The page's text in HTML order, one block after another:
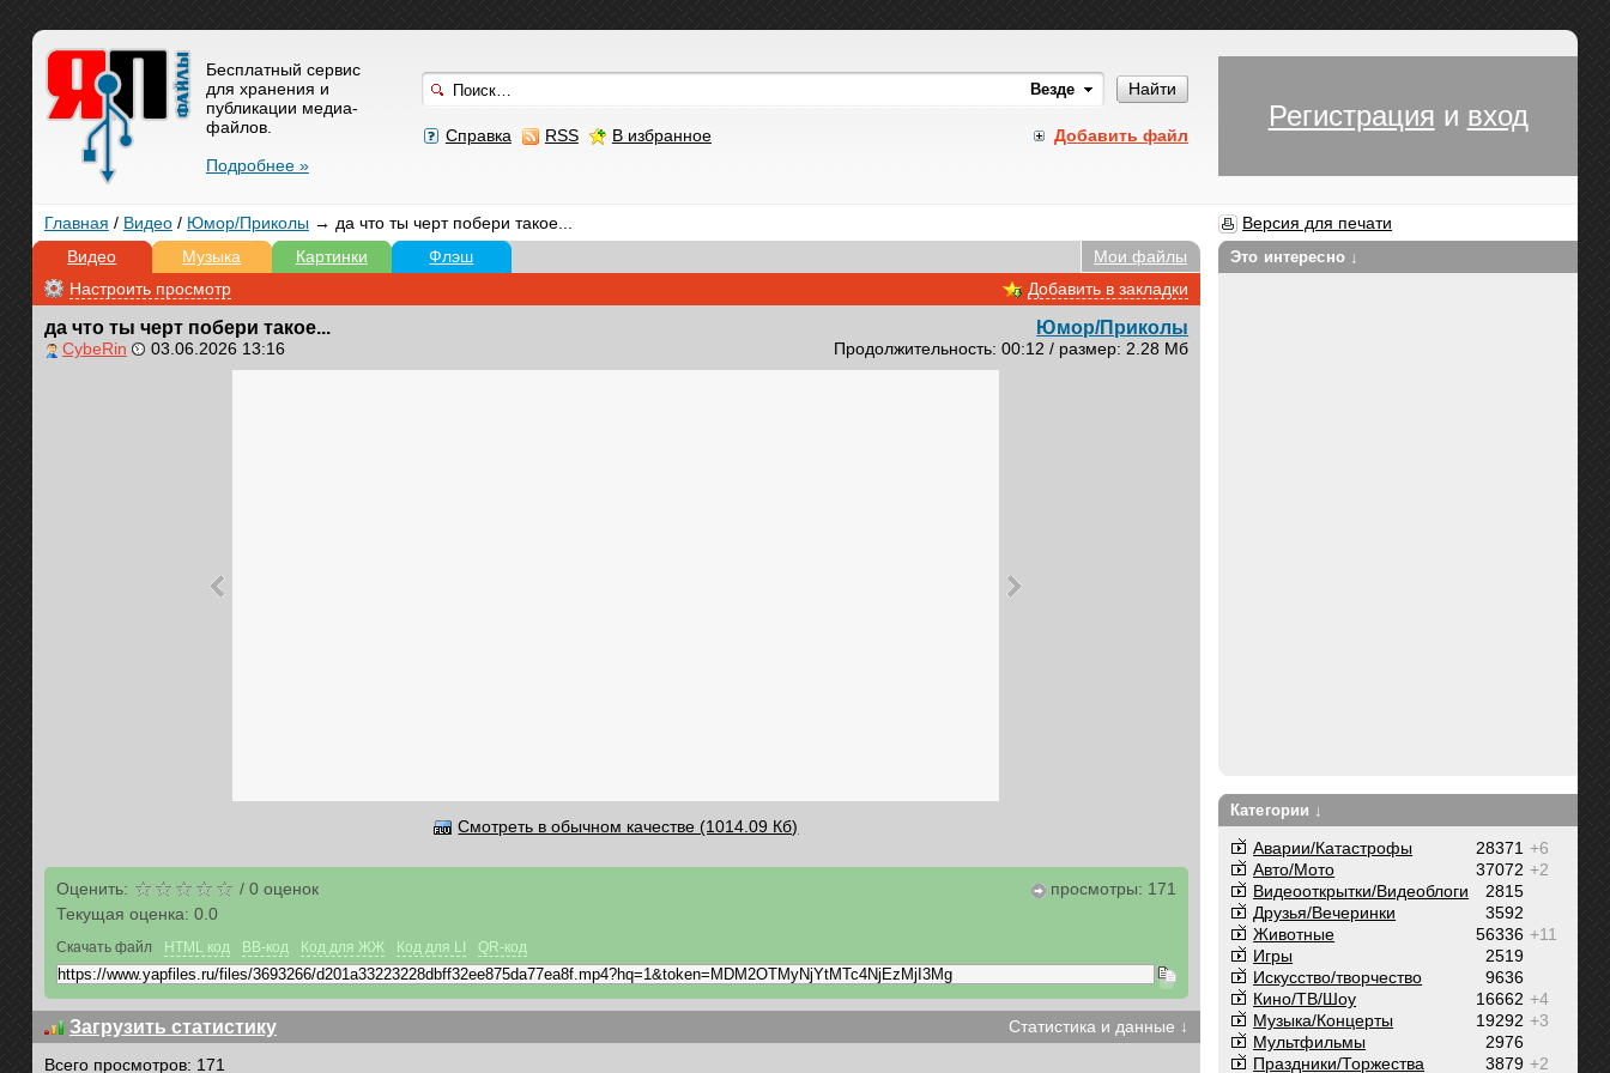
Найти
Добавить файл
Справка RSS В избранное
Бесплатный сервис
для хранения и
публикации медиа-
файлов.
Подробнее »
Регистрация и вход
Главная / Видео/ Юмор/Приколы→ да что ты черт побери такое...
Версия для печати
Видео
Музыка Картинки Флэш
Мои файлы
Настроить просмотр
Добавить в закладки
да что ты черт побери такое...
CybeRin 03.06.2026 13:16
Юмор/Приколы
Продолжительность: 00:12 / размер: 2.28 Мб
Смотреть в обычном качестве (1014.09 Кб)
Оценить: / 0оценок
Текущая оценка: 0.0
просмотры: 171
Скачать файл HTML код BB-код Код для ЖЖ Код для LI QR-код
Загрузить статистику
Статистика и данные ↓
Всего просмотров: 171
Это интересно ↓
Категории ↓
+6
28371
Аварии/Катастрофы
+2
37072
Авто/Мото
2815
Видеооткрытки/Видеоблоги
3592
Друзья/Вечеринки
+11
56336
Животные
2519
Игры
9636
Искусство/творчество
+4
16662
Кино/ТВ/Шоу
+3
19292
Музыка/Концерты
2976
Мультфильмы
+2
3879
Праздники/Торжества